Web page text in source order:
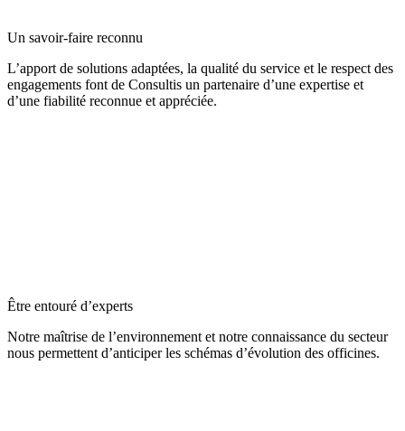
Un savoir-faire reconnu
L’apport de solutions adaptées, la qualité du service et le respect des
engagements font de Consultis un partenaire d’une expertise et
d’une fiabilité reconnue et appréciée.
Être entouré d’experts
Notre maîtrise de l’environnement et notre connaissance du secteur
nous permettent d’anticiper les schémas d’évolution des officines.